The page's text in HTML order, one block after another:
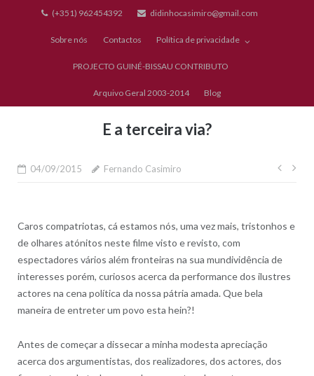
(+351) 962454392 didinhocasimiro@gmail.com
Sobre nós Contactos Política de privacidade
PROJECTO GUINÉ-BISSAU CONTRIBUTO
Arquivo Geral 2003-2014 Blog
E a terceira via?
04/09/2015 Fernando Casimiro
Caros compatriotas, cá estamos nós, uma vez mais, tristonhos e
de olhares atónitos neste filme visto e revisto, com
espectadores vários além fronteiras na sua mundividência de
interesses porém, curiosos acerca da performance dos ilustres
actores na cena política da nossa pátria amada. Que bela
maneira de entreter um povo esta hein?!
Antes de começar a dissecar a minha modesta apreciação
acerca dos argumentistas, dos realizadores, dos actores, dos